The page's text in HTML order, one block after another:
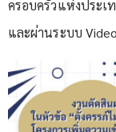
ครอบครัวแห่งประเ
และผ่านระบบ